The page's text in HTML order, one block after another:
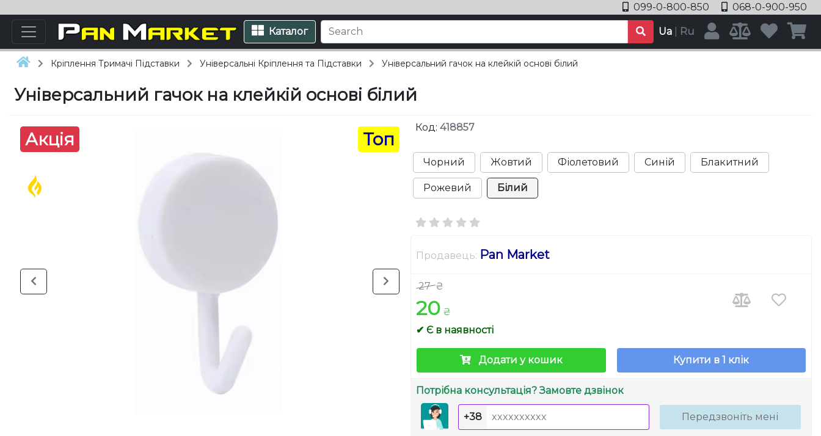
099-0-800-850 068-0-900-950
Каталог Ua Ru
Кріплення Тримачі Підставки Універсальні Кріплення та Підставки Універсальний гачок на клейкій основі білий
Універсальний гачок на клейкій основі білий
Акція Топ
Код: 418857
Чорний Жовтий Фіолетовий Синій Блакитний
Рожевий Білий
Продавець: Pan Market
27 ₴
20 ₴
✔ Є в наявності
Додати у кошик Купити в 1 клік
Потрібна консультація? Замовте дзвінок
+38 Передзвоніть мені